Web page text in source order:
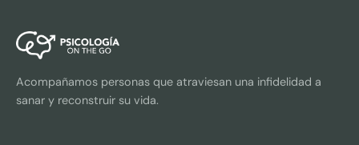
Acompañamos personas que atraviesan una infidelidad a
sanar y reconstruir su vida.